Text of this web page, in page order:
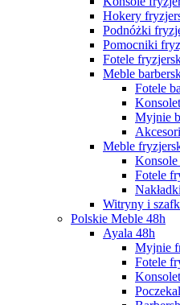
Hokery
Podnóżki
Pomocniki
Fotele
Meble
Fotele
Myjnie
Meble
Fotele
Witryny i
Polskie Meble 48h
Ayala 48h
Myjnie
Fotele